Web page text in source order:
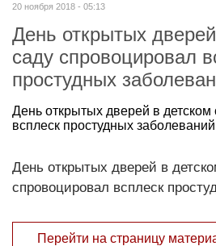
20 ноября 2018 - 05:13
День открытых
саду спровоцировал
простудных
День открытых дверей в
всплеск простудных
День открытых дверей в
спровоцировал всплеск
Перейти на страницу